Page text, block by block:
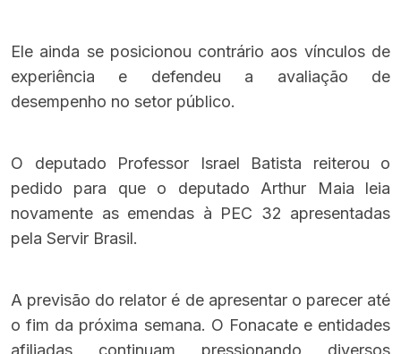
Ele ainda se posicionou contrário aos vínculos de
experiência e defendeu a avaliação de
desempenho no setor público.
O deputado Professor Israel Batista reiterou o
pedido para que o deputado Arthur Maia leia
novamente as emendas à PEC 32 apresentadas
pela Servir Brasil.
A previsão do relator é de apresentar o parecer até
o fim da próxima semana. O Fonacate e entidades
afiliadas continuam pressionando diversos